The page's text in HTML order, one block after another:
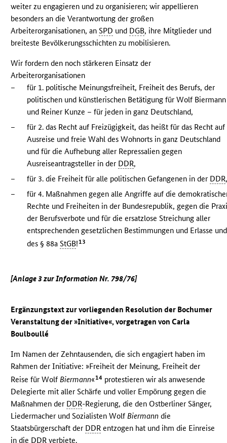
weiter zu engagieren und zu organisieren; wir appellieren
besonders an die Verantwortung der großen
Arbeiterorganisationen, anSPD und DGB, ihre Mitglieder und
breiteste Bevölkerungsschichten zu mobilisieren.
Wir fordern den noch stärkeren Einsatz der
Arbeiterorganisationen
–
für 1. politische Meinungsfreiheit, Freiheit des Berufs, der
politischen und künstlerischen Betätigung für Wolf Biermann
und Reiner Kunze – für jeden in ganz Deutschland,
–
für 2. das Recht auf Freizügigkeit, das heißt für das Recht auf
Ausreise und freie Wahl des Wohnorts in ganz Deutschland
und für die Aufhebung aller Repressalien gegen
Ausreiseantragsteller in der DDR,
–
für 3. die Freiheit für alle politischen Gefangenen in der DDR
–
für 4. Maßnahmen gegen alle Angriffe auf die
Rechte und Freiheiten in der Bundesrepublik, gegen die
der Berufsverbote und für die ersatzlose Streichung aller
entsprechenden gesetzlichen Bestimmungen und Erlasse und
des § 88aStGB!13
[Anlage 3 zur Information Nr. 798/76]
Ergänzungstext zur vorliegenden Resolution der Bochumer
Veranstaltung der »Initiative«, vorgetragen von Carla
Boulboullé
Im Namen der Zehntausenden, die sich engagiert haben im
Rahmen der Initiative: »Freiheit der Meinung, Freiheit der
Reise für WolfBiermann«14 protestieren wir als anwesende
Delegierte mit aller Schärfe und voller Empörung gegen die
Maßnahmen der DDR-Regierung, die den Ostberliner Sänger,
Liedermacher und Sozialisten WolfBiermann die
Staatsbürgerschaft der DDR entzogen hat und ihm die Einreise
in die DDR verbiete.